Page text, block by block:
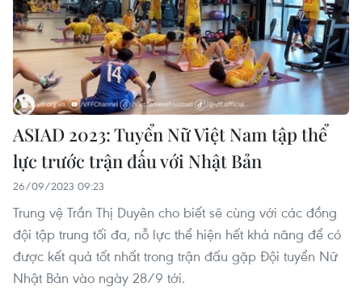
ASIAD 2023: Tuyển Nữ Việt Nam tập thể
lực trước trận đấu với Nhật Bản
26/09/2023 09:23
Trung vệ Trần Thị Duyên cho biết sẽ cùng với các đồng
đội tập trung tối đa, nỗ lực thể hiện hết khả năng để có
được kết quả tốt nhất trong trận đấu gặp Đội tuyển Nữ
Nhật Bản vào ngày 28/9 tới.